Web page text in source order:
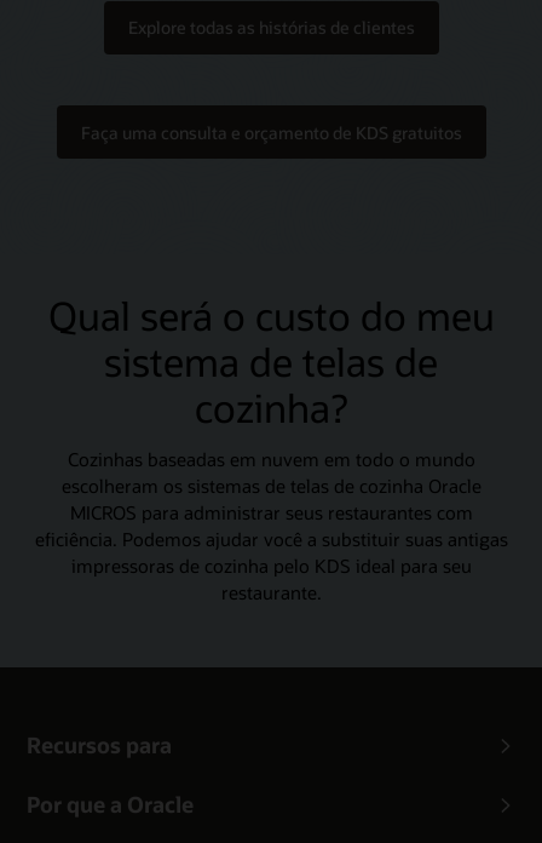
Explore todas as histórias de clientes
Faça uma consulta e orçamento de KDS gratuitos
Qual será o custo do meu
sistema de telas de
cozinha?
Cozinhas baseadas em nuvem em todo o mundo
escolheram os sistemas de telas de cozinha Oracle
MICROS para administrar seus restaurantes com
eficiência. Podemos ajudar você a substituir suas antigas
impressoras de cozinha pelo KDS ideal para seu
restaurante.
Recursos para
Por que a Oracle